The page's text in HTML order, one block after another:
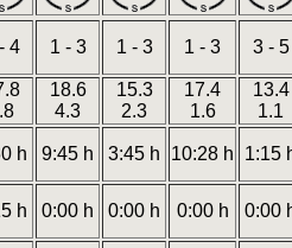
4 1 - 3 1 - 3 1 - 3 3 - 5
18.6
4.3
15.3
2.3
17.4
1.6
13.4
1.1
h 9:45 h 3:45 h 10:28 h 1:15
h 0:00 h 0:00 h 0:00 h 0:00